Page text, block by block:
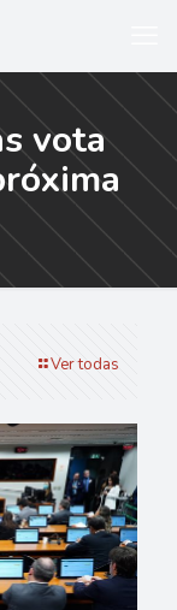
vota
Ver todas